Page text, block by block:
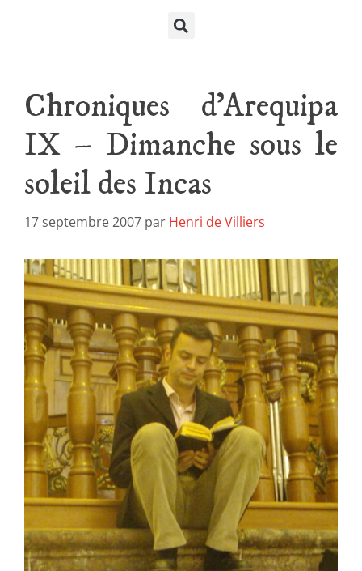
Chroniques d’Arequipa
IX – Dimanche sous le
soleil des Incas
17 septembre 2007 par Henri de Villiers